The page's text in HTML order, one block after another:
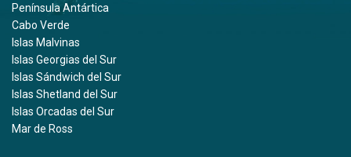
Península Antártica
Cabo Verde
Islas Malvinas
Islas Georgias del Sur
Islas Sándwich del Sur
Islas Shetland del Sur
Islas Orcadas del Sur
Mar de Ross